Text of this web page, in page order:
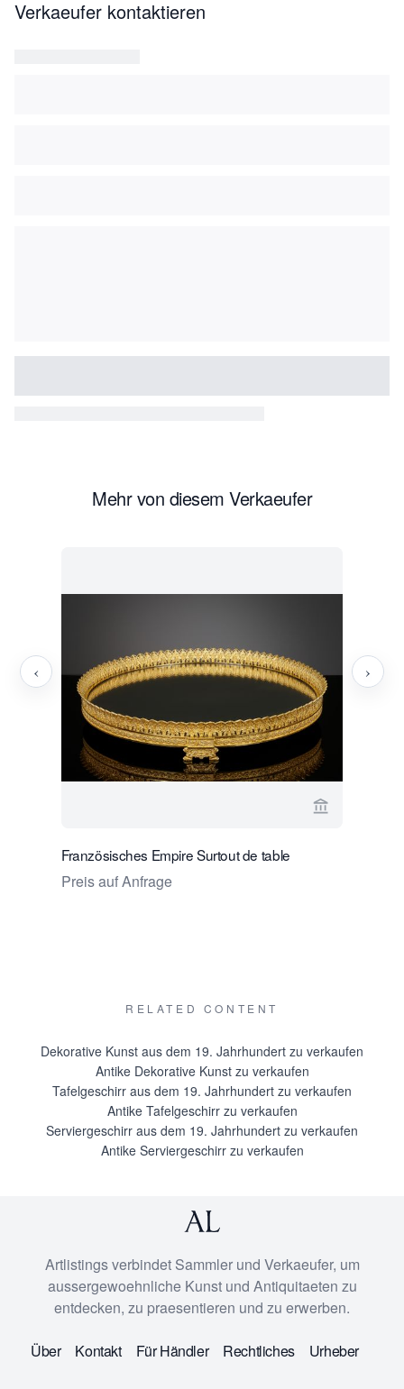
Verkaeufer kontaktieren
Mehr von diesem Verkaeufer
Französisches Empire Surtout de table
Preis auf Anfrage
‹ ›
RELATED CONTENT
Dekorative Kunst aus dem 19. Jahrhundert zu verkaufen
Antike Dekorative Kunst zu verkaufen
Tafelgeschirr aus dem 19. Jahrhundert zu verkaufen
Antike Tafelgeschirr zu verkaufen
Serviergeschirr aus dem 19. Jahrhundert zu verkaufen
Antike Serviergeschirr zu verkaufen
Artlistings verbindet Sammler und Verkaeufer, um
aussergewoehnliche Kunst und Antiquitaeten zu
entdecken, zu praesentieren und zu erwerben.
Über Kontakt Für Händler Rechtliches Urheber